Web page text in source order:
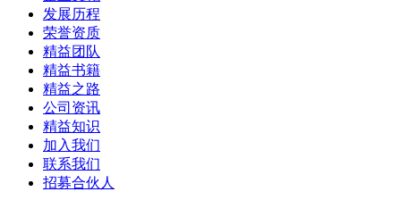
发展历程
荣誉资质
精益团队
精益书籍
精益之路
公司资讯
精益知识
加入我们
联系我们
招募合伙人